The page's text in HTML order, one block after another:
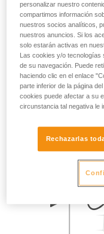
personalizar nuestro
compartimos información
nuestros socios analíticos,
nuestros anuncios. Si los
solo estarán activas en
Las cookies y/o tecnologías
de su navegación. Puede
haciendo clic en el enlace
parte inferior de la página
cookies puede afectar a su
circunstancia tal negativa le
Rechazarlas